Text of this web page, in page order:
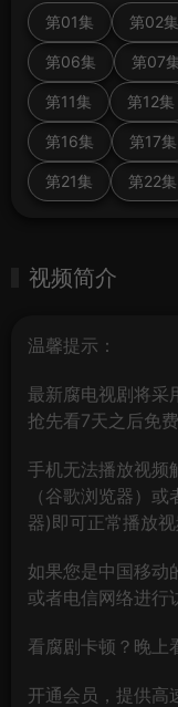
第01集 第02集
第06集 第07
第11集 第12集
第16集 第17集
第21集 第22集
视频简介
温馨提示：
最新腐电视剧将采
抢先看7天之后免费
手机无法播放视频
（谷歌浏览器）
器)即可正常播放
如果您是中国移动
或者电信网络进行
看腐剧卡顿？晚上
开通会员，提供高